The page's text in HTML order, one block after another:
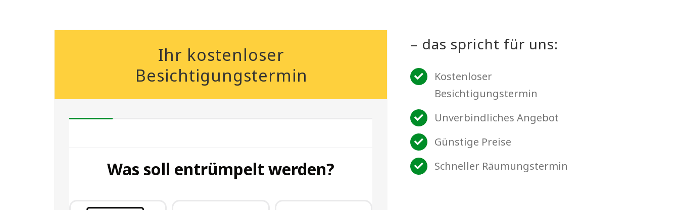
Ihr kostenloser
Besichtigungstermin
– das spricht für uns:
Kostenloser
Besichtigungstermin
Unverbindliches Angebot
Günstige Preise
Schneller Räumungstermin